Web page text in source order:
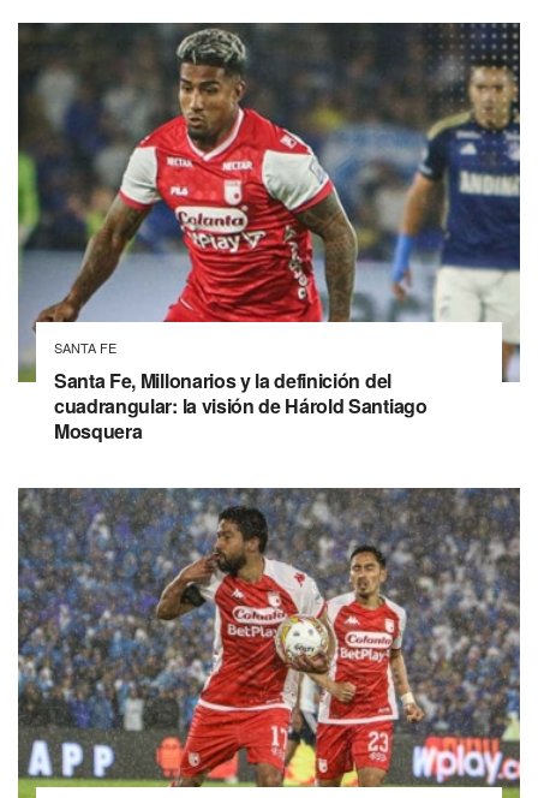
SANTA FE
Santa Fe, Millonarios y la definición del
cuadrangular: la visión de Hárold Santiago
Mosquera